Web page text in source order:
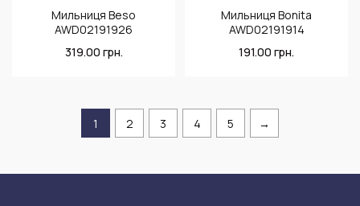
Мильниця Beso
AWD02191926
319.00 грн.
Мильниця Bonita
AWD02191914
191.00 грн.
1 2 3 4 5 →